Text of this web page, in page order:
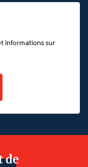
informations sur
de